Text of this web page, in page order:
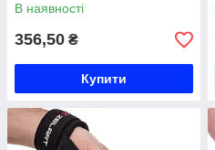
В наявності
356,50 ₴
Купити